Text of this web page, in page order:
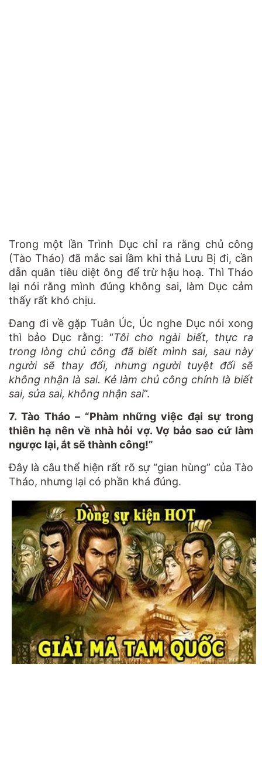
Trong một lần Trình Dục chỉ ra rằng chủ công
(Tào Tháo) đã mắc sai lầm khi thả Lưu Bị đi, cần
dẫn quân tiêu diệt ông để trừ hậu hoạ. Thì Tháo
lại nói rằng mình đúng không sai, làm Dục cảm
thấy rất khó chịu.
Đang đi về gặp Tuân Úc, Úc nghe Dục nói xong
thì bảo Dục rằng: “Tôi cho ngài biết, thực ra
trong lòng chủ công đã biết mình sai, sau này
người sẽ thay đổi, nhưng người tuyệt đối sẽ
không nhận là sai. Kẻ làm chủ công chính là biết
sai, sửa sai, không nhận sai“.
7. Tào Tháo – “Phàm những việc đại sự trong
thiên hạ nên về nhà hỏi vợ. Vợ bảo sao cứ làm
ngược lại, ắt sẽ thành công!”
Đây là câu thể hiện rất rõ sự “gian hùng” của Tào
Tháo, nhưng lại có phần khá đúng.